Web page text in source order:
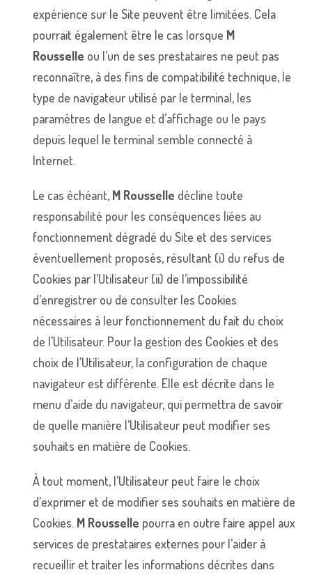
expérience sur le Site peuvent être limitées. Cela
pourrait également être le cas lorsque M
Rousselle ou l’un de ses prestataires ne peut pas
reconnaître, à des fins de compatibilité technique, le
type de navigateur utilisé par le terminal, les
paramètres de langue et d’affichage ou le pays
depuis lequel le terminal semble connecté à
Internet.
Le cas échéant, M Rousselle décline toute
responsabilité pour les conséquences liées au
fonctionnement dégradé du Site et des services
éventuellement proposés, résultant (i) du refus de
Cookies par l’Utilisateur (ii) de l’impossibilité
d’enregistrer ou de consulter les Cookies
nécessaires à leur fonctionnement du fait du choix
de l’Utilisateur. Pour la gestion des Cookies et des
choix de l’Utilisateur, la configuration de chaque
navigateur est différente. Elle est décrite dans le
menu d’aide du navigateur, qui permettra de savoir
de quelle manière l’Utilisateur peut modifier ses
souhaits en matière de Cookies.
À tout moment, l’Utilisateur peut faire le choix
d’exprimer et de modifier ses souhaits en matière de
Cookies. M Rousselle pourra en outre faire appel aux
services de prestataires externes pour l’aider à
recueillir et traiter les informations décrites dans